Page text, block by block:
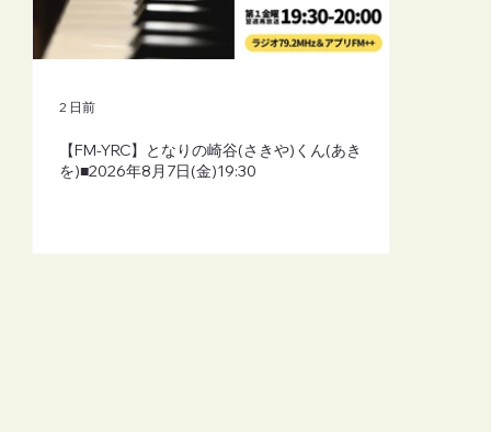
【FM-YRC】となりの崎谷(さきや)くん(あき
を)■2026年8月7日(金)19:30
2 日前